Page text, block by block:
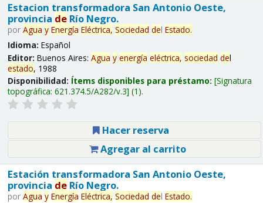
Estacion transformadora San Antonio Oeste,
provincia deRío Negro.
por Agua y Energía Eléctrica, Sociedad del Estado.
Idioma: Español
Editor: Buenos Aires: Agua y energía eléctrica, sociedad del
estado, 1988
Disponibilidad: Ítems disponibles para préstamo: Signatura
topográfica: 621.374.5/A282/v.3 (1).
Hacer reserva
Agregar al carrito
Estación transformadora San Antonio Oeste,
provincia deRío Negro.
por Agua y Energía Eléctrica, Sociedad del Estado.